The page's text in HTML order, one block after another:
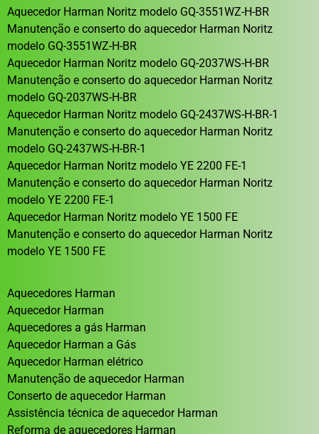
Aquecedor Harman Noritz modelo GQ-3551WZ-H-BR
Manutenção e conserto do aquecedor Harman Noritz
modelo GQ-3551WZ-H-BR
Aquecedor Harman Noritz modelo GQ-2037WS-H-BR
Manutenção e conserto do aquecedor Harman Noritz
modelo GQ-2037WS-H-BR
Aquecedor Harman Noritz modelo GQ-2437WS-H-BR-1
Manutenção e conserto do aquecedor Harman Noritz
modelo GQ-2437WS-H-BR-1
Aquecedor Harman Noritz modelo YE 2200 FE-1
Manutenção e conserto do aquecedor Harman Noritz
modelo YE 2200 FE-1
Aquecedor Harman Noritz modelo YE 1500 FE
Manutenção e conserto do aquecedor Harman Noritz
modelo YE 1500 FE
Aquecedores Harman
Aquecedor Harman
Aquecedores a gás Harman
Aquecedor Harman a Gás
Aquecedor Harman elétrico
Manutenção de aquecedor Harman
Conserto de aquecedor Harman
Assistência técnica de aquecedor Harman
Reforma de aquecedores Harman